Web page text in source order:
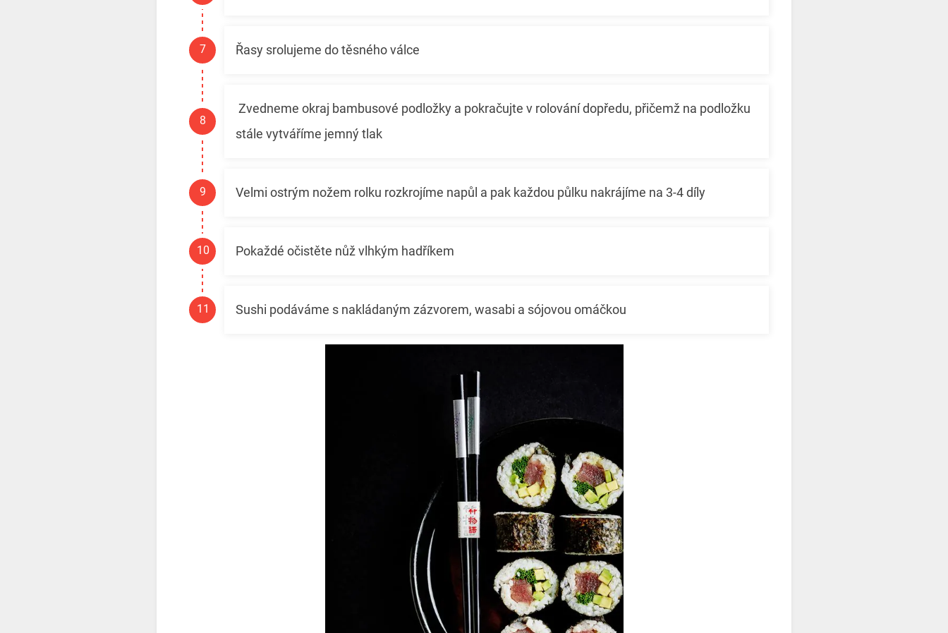
Řasy srolujeme do těsného válce
Zvedneme okraj bambusové podložky a pokračujte v rolování dopředu, přičemž na podložku
stále vytváříme jemný tlak
Velmi ostrým nožem rolku rozkrojíme napůl a pak každou půlku nakrájíme na 3-4 díly
Pokaždé očistěte nůž vlhkým hadříkem
Sushi podáváme s nakládaným zázvorem, wasabi a sójovou omáčkou